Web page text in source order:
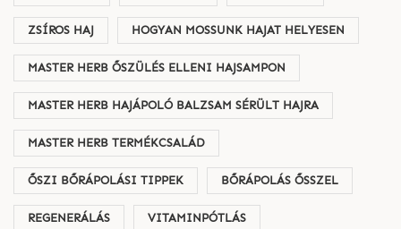
ZSÍROS HAJ HOGYAN MOSSUNK HAJAT HELYESEN
MASTER HERB ŐSZÜLÉS ELLENI HAJSAMPON
MASTER HERB HAJÁPOLÓ BALZSAM SÉRÜLT HAJRA
MASTER HERB TERMÉKCSALÁD
ŐSZI BŐRÁPOLÁSI TIPPEK BŐRÁPOLÁS ŐSSZEL
REGENERÁLÁS VITAMINPÓTLÁS